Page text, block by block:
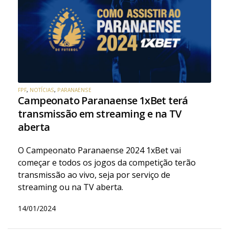
FPF, NOTÍCIAS, PARANAENSE
Campeonato Paranaense 1xBet terá
transmissão em streaming e na TV
aberta
O Campeonato Paranaense 2024 1xBet vai
começar e todos os jogos da competição terão
transmissão ao vivo, seja por serviço de
streaming ou na TV aberta.
14/01/2024